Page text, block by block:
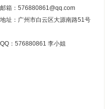
邮箱：576880861@qq.com
地址：广州市白云区大源南路51号
QQ：576880861 李小姐